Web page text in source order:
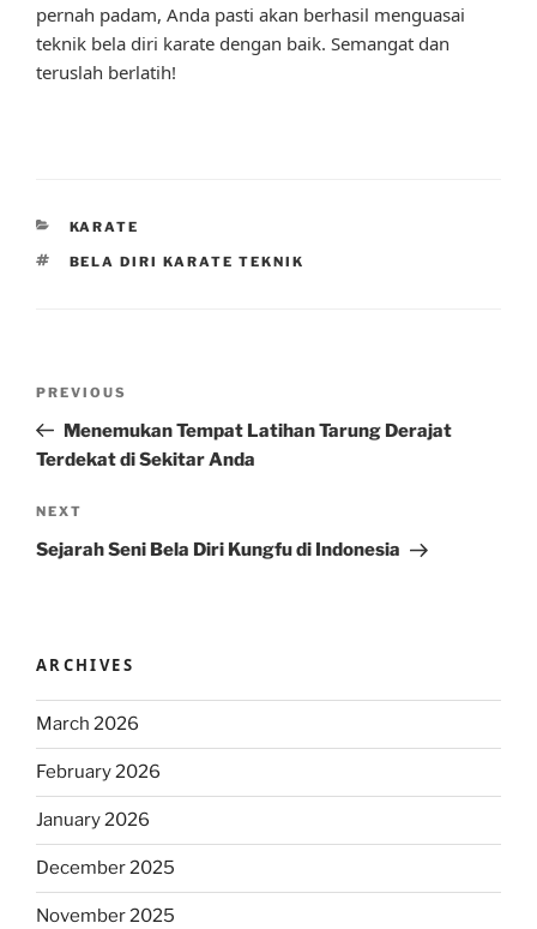
pernah padam, Anda pasti akan berhasil menguasai
teknik bela diri karate dengan baik. Semangat dan
teruslah berlatih!
CATEGORIES
KARATE
TAGS
BELA DIRI KARATE TEKNIK
Previous
Post
PREVIOUS
Menemukan Tempat Latihan Tarung Derajat
Terdekat di Sekitar Anda
Next
Post
NEXT
Sejarah Seni Bela Diri Kungfu di Indonesia
ARCHIVES
March 2026
February 2026
January 2026
December 2025
November 2025